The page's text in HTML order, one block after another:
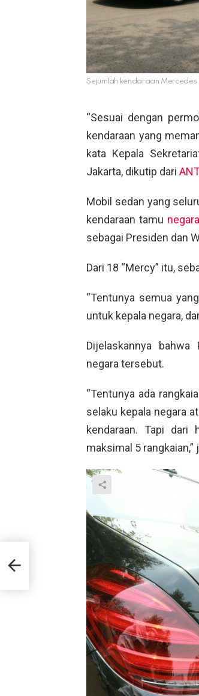
Sejumlah kendaraan
“Sesuai dengan
kendaraan yang
kata Kepala
Jakarta, dikutip dari
Mobil sedan yang
kendaraan tamu negara
sebagai Presiden dan
Dari 18 “Mercy” itu,
“Tentunya semua
untuk kepala negara,
Dijelaskannya
negara tersebut.
“Tentunya ada
selaku kepala negara
kendaraan. Tapi dari
maksimal 5 rangkaian,”